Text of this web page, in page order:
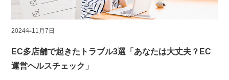
2024年11月7日
EC多店舗で起きたトラブル3選「あなたは大丈夫？EC
運営ヘルスチェック」